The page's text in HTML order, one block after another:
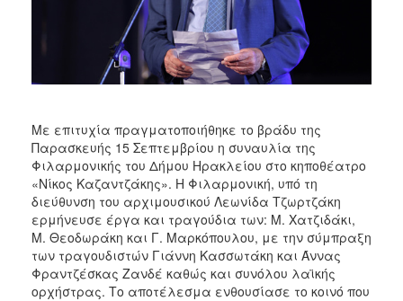
ΠΟΛΙΤΙΣΜΟΣ
ΑΝΘΕΚΤΙΚΗ
ΠΟΛΗ
Με επιτυχία πραγματοποιήθηκε το βράδυ της
Παρασκευής 15 Σεπτεμβρίου η συναυλία της
Φιλαρμονικής του Δήμου Ηρακλείου στο κηποθέατρο
«Νίκος Καζαντζάκης». Η Φιλαρμονική, υπό τη
διεύθυνση του αρχιμουσικού Λεωνίδα Τζωρτζάκη
ερμήνευσε έργα και τραγούδια των: Μ. Χατζιδάκι,
Μ. Θεοδωράκη και Γ. Μαρκόπουλου, με την σύμπραξη
των τραγουδιστών Γιάννη Κασσωτάκη και Άννας
Φραντζέσκας Ζανδέ καθώς και συνόλου λαϊκής
ορχήστρας. Το αποτέλεσμα ενθουσίασε το κοινό που